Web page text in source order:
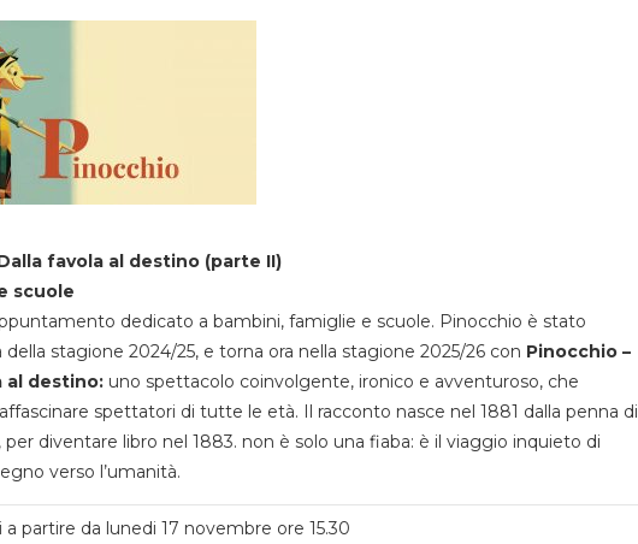
favola al destino (parte II)
scuole
dedicato a bambini, famiglie e scuole. Pinocchio è stato
stagione 2024/25, e torna ora nella stagione 2025/26 con Pinocchio –
al destino:uno spettacolo coinvolgente, ironico e avventuroso, che
spettatori di tutte le età. Il racconto nasce nel 1881 dalla penna di
per diventare libro nel 1883. non è solo una fiaba: è il viaggio inquieto di
verso l’umanità.
partire da lunedi 17 novembre ore 15.30